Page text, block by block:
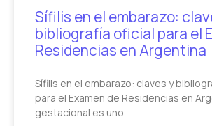
Sífilis en el embarazo:
bibliografía oficial para el
Residencias en Argentina
Sífilis en el embarazo: claves y
para el Examen de Residencias en
gestacional es uno